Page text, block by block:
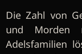
Die Zahl von
und Morden
Adelsfamilien